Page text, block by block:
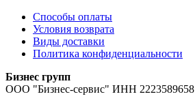
Способы оплаты
Условия возврата
Виды доставки
Политика конфиденциальности
Бизнес групп
ООО "Бизнес-сервис" ИНН 2223589658